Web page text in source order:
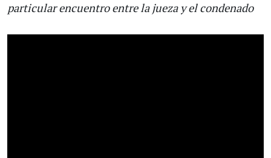
particular encuentro entre la jueza y el condenado